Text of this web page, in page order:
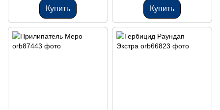
Купить Купить